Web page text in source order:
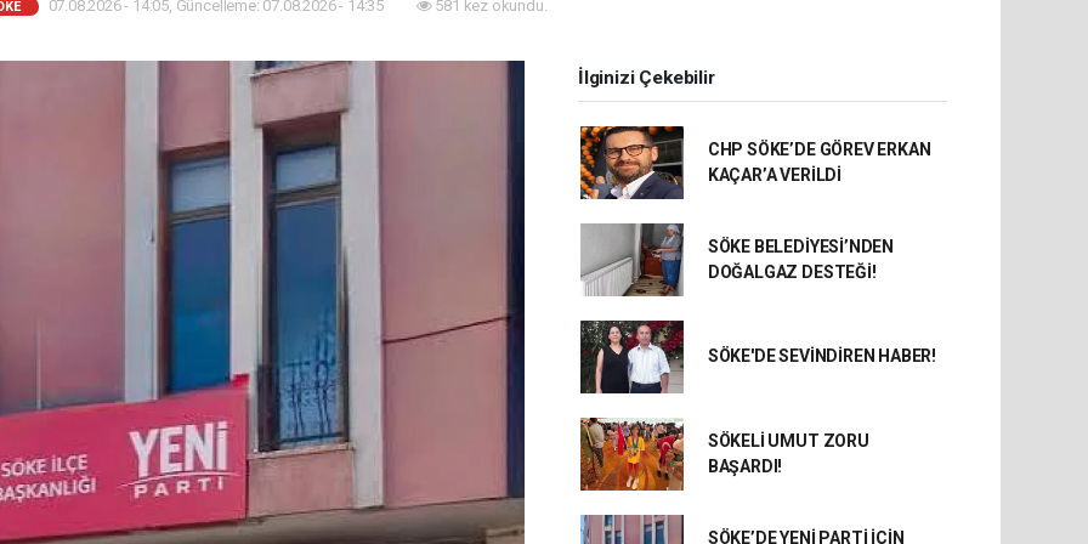
07.08.2026 - 14:05, Güncelleme: 07.08.2026 - 14:35 581 kez okundu.
İlginizi Çekebilir
CHP SÖKE’DE GÖREV ERKAN
KAÇAR’A VERİLDİ
SÖKE BELEDİYESİ’NDEN
DOĞALGAZ DESTEĞİ!
SÖKE'DE SEVİNDİREN HABER!
SÖKELİ UMUT ZORU
BAŞARDI!
SÖKE’DE YENİ PARTİ İÇİN